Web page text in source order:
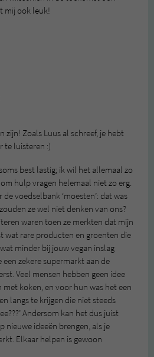
mij ook leuk!
zijn! Zoals Luus al schreef, je hebt
te luisteren :)
best lastig; ik wil het allemaal zo
hulp vragen helemaal niet zo erg.
voedselbank ‘moesten’: dat was
ze wel niet denken van ons?
waren toen ze merkten dat mijn
wat rare producten en groenten die
minder bij jouw vegan inslag
zekere supermarkt aan de
Veel mensen hebben geen idee
koken, en voor hun was het een
langs te krijgen die niet steeds
Andersom kan het dus juist
nieuwe ideeën brengen, als je
Elkaar helpen is gewoon